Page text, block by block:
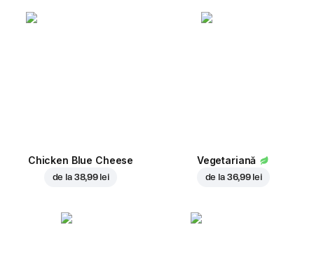
Chicken Blue Cheese
de la 38,99 lei
Vegetariană
de la 36,99 lei